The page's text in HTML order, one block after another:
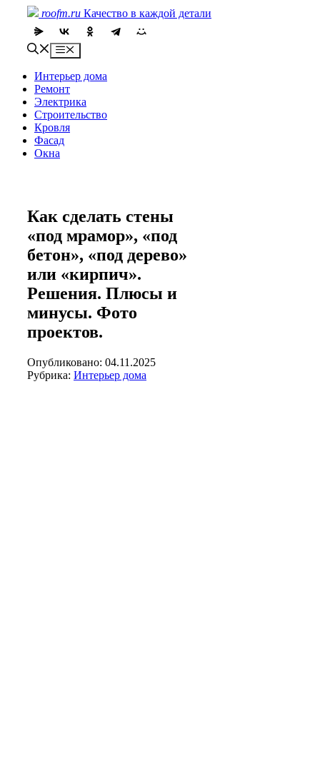
content
roofm.ru Качество в каждой детали
Menu
Интерьер дома
Ремонт
Электрика
Строительство
Кровля
Фасад
Окна
Как сделать стены
«под мрамор», «под
бетон», «под дерево»
или «кирпич».
Решения. Плюсы и
минусы. Фото
проектов.
Опубликовано: 04.11.2025
Рубрика: Интерьер дома